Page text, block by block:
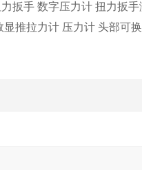
扳手 数字压力计 扭力扳手
显推拉力计 压力计 头部可